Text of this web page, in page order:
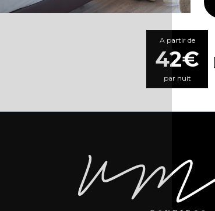
A partir de
42€
par nuit